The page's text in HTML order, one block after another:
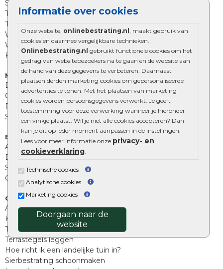
Informatie over cookies
Onze website, onlinebestrating.nl
, maakt gebruik van
cookies en daarmee vergelijkbare technieken.
Onlinebestrating.nl gebruikt functionele cookies om het
gedrag van websitebezoekers na te gaan en de website aan
de hand van deze gegevens te verbeteren. Daarnaast
plaatsen derden marketing cookies om gepersonaliseerde
advertenties te tonen. Met het plaatsen van marketing
cookies worden persoonsgegevens verwerkt. Je geeft
toestemming voor deze verwerking wanneer je hieronder
een vinkje plaatst. Wil je niet alle cookies accepteren? Dan
kan je dit op ieder moment aanpassen in de instellingen.
Lees voor meer informatie onze privacy- en
cookieverklaring
Technische cookies
Analytische cookies
Marketing cookies
Doorgaan naar de
website
Straatstenen
Trommelstenen
Tuinstenen
Waalformaat
Wildverband bestrating
Kingstones
Muurelementen
Betonbielzen
Opsluitbanden
Palissades
Stapelblokken
Extra benodigdheden
Afwatering en diversen
Beplantings en betonelementen
Split, grind en zand
Oprit tegels
Overig
Aanbiedingen
Kunstgras
Tuintegels outlet
Terrastegels leggen
Hoe richt ik een landelijke tuin in?
Sierbestrating schoonmaken